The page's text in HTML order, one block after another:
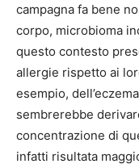
campagna fa bene
corpo, microbioma
questo contesto
allergie rispetto ai
esempio,
sembrerebbe
concentrazione di
infatti risultata